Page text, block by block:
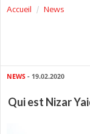
Accueil News
NEWS - 19.02.2020
Qui est Nizar